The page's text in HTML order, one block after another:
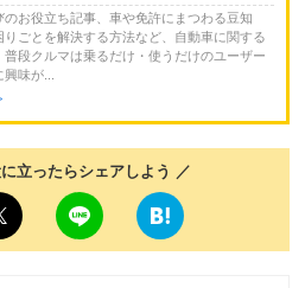
のお役立ち記事、車や免許にまつわる豆知
ごとを解決する方法など、自動車に関する
段クルマは乗るだけ・使うだけのユーザー
味が...
立ったらシェアしよう ／